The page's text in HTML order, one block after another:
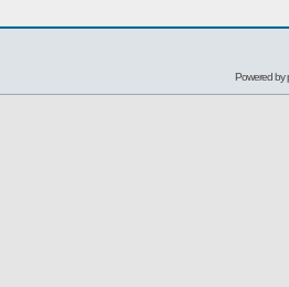
Powered by